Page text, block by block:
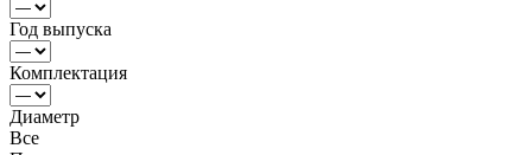
Год выпуска
Комплектация
Диаметр
Все